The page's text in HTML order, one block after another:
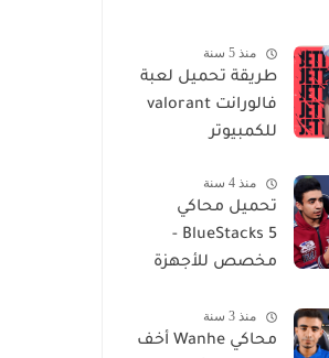
منذ 5 سنة
طريقة تحميل لعبة
فالورانت valorant
للكمبيوتر
منذ 4 سنة
تحميل محاكي
BlueStacks 5 -
مخصص للأجهزة
منذ 3 سنة
محاكي Wanhe أخف